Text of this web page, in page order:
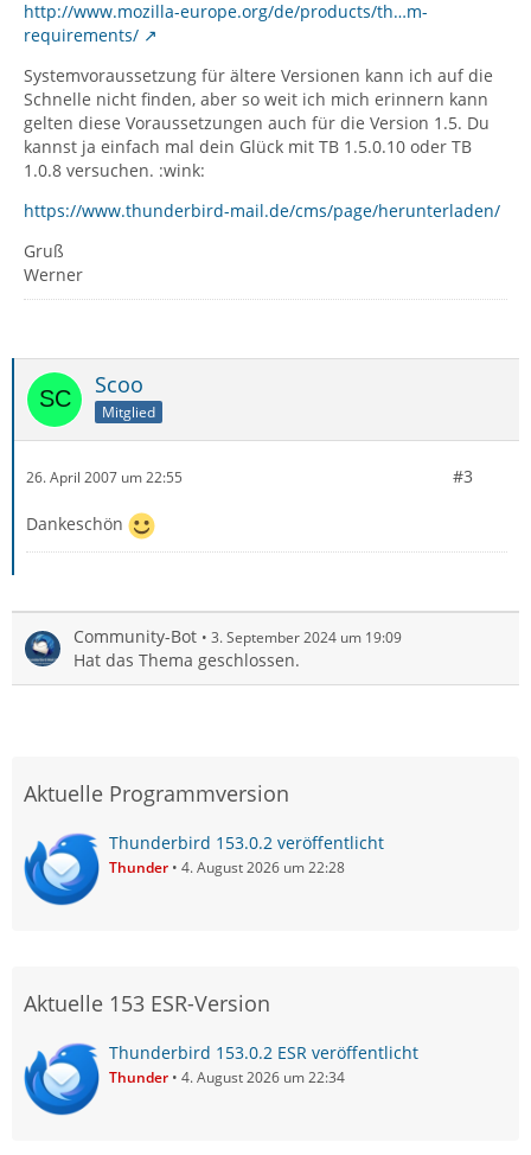
http://www.mozilla-europe.org/de/products/th…m-
requirements/
Systemvoraussetzung für ältere Versionen kann ich auf die
Schnelle nicht finden, aber so weit ich mich erinnern kann
gelten diese Voraussetzungen auch für die Version 1.5. Du
kannst ja einfach mal dein Glück mit TB 1.5.0.10 oder TB
1.0.8 versuchen. :wink:
https://www.thunderbird-mail.de/cms/page/herunterladen/
Gruß
Werner
Scoo
Mitglied
26. April 2007 um 22:55 #3
Dankeschön
Community-Bot 3. September 2024 um 19:09
Hat das Thema geschlossen.
Aktuelle Programmversion
Thunderbird 153.0.2 veröffentlicht
Thunder 4. August 2026 um 22:28
Aktuelle 153 ESR-Version
Thunderbird 153.0.2 ESR veröffentlicht
Thunder 4. August 2026 um 22:34